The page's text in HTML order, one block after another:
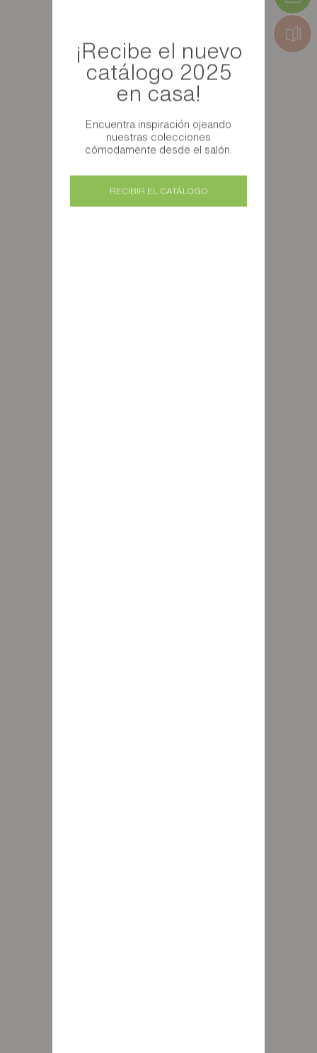
¡Recibe el nuevo
catálogo 2025
en casa!
Encuentra inspiración ojeando
nuestras colecciones
cómodamente desde el salón.
RECIBIR EL CATÁLOGO